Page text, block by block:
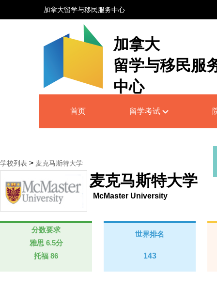
加拿大留学与移民服务中心
加拿大
留学与移民服
中心
Service Centre
首页 留学考试
学校列表 > 麦克马斯特大学
麦克马斯特大学
McMaster University
分数要求
雅思 6.5分
托福 86
世界排名
143